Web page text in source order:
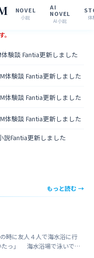
NOVEL
小説
AI
NOVEL
AI小説 体
体験談 Fantia更新しました
体験談 Fantia更新しました
体験談 Fantia更新しました
体験談 Fantia更新しました
説Fantia更新しました
もっと読む →
時に友人４人で海水浴に行
で足を切っちゃったんで